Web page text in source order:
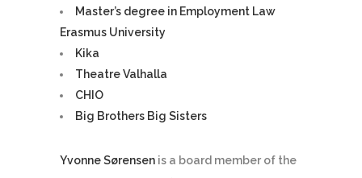
Master’s degree in Employment Law
Erasmus University
Kika
Theatre Valhalla
CHIO
Big Brothers Big Sisters
Yvonne Sørensen is a board member of the